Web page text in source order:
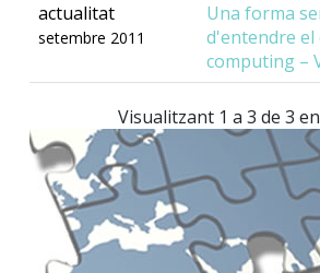
actualitat
setembre 2011
Una forma
d'entendre el
computing –
Visualitzant 1 a 3 de 3